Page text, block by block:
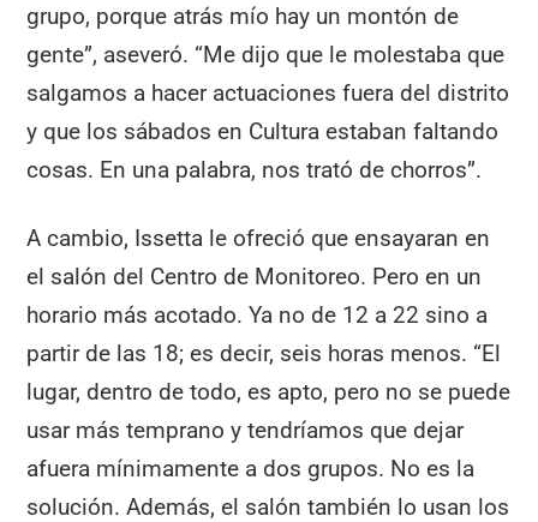
grupo, porque atrás mío hay un montón de
gente”, aseveró. “Me dijo que le molestaba que
salgamos a hacer actuaciones fuera del distrito
y que los sábados en Cultura estaban faltando
cosas. En una palabra, nos trató de chorros”.
A cambio, Issetta le ofreció que ensayaran en
el salón del Centro de Monitoreo. Pero en un
horario más acotado. Ya no de 12 a 22 sino a
partir de las 18; es decir, seis horas menos. “El
lugar, dentro de todo, es apto, pero no se puede
usar más temprano y tendríamos que dejar
afuera mínimamente a dos grupos. No es la
solución. Además, el salón también lo usan los